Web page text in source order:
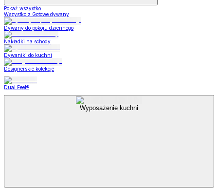
Pokaż wszystko
Wszystko z Gotowe dywany
Dywany do pokoju dziennego
Nakładki na schody
Dywaniki do kuchni
Designerskie kolekcje
Dual Feel®
Wyposażenie kuchni